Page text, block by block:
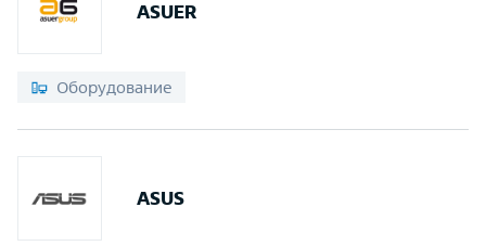
ASUER
Оборудование
ASUS